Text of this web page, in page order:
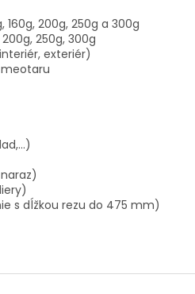
200g, 250g a 300g
250g, 300g
exteriér)
s dĺžkou rezu do 475 mm)